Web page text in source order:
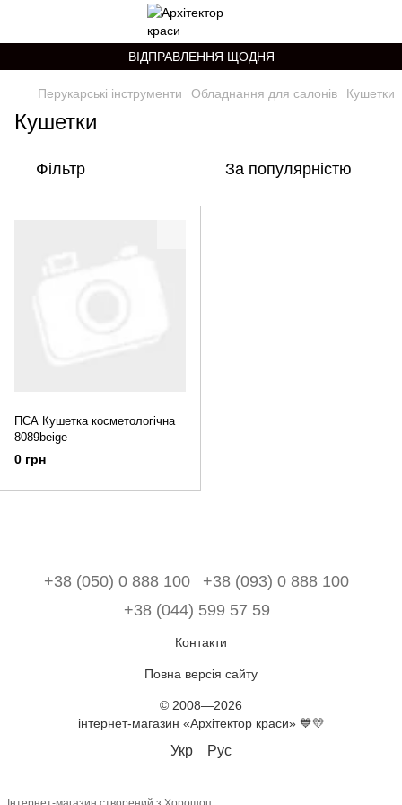
ВІДПРАВЛЕННЯ ЩОДНЯ
Перукарські інструменти Обладнання для салонів Кушетки
Кушетки
Фільтр За популярністю
ПСА Кушетка косметологічна
8089beige
0 грн
+38 (050) 0 888 100
+38 (093) 0 888 100
+38 (044) 599 57 59
Контакти
Повна версія сайту
© 2008—2026
інтернет-магазин «Архітектор краси» 💙💛
Укр Рус